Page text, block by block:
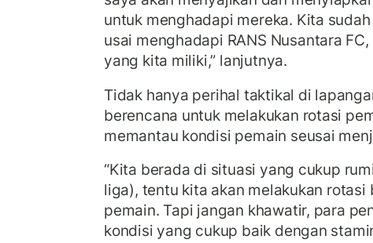
untuk menghadapi mereka. Kita
usai menghadapi RANS Nusantara
yang kita miliki,” lanjutnya.
Tidak hanya perihal taktikal di
berencana untuk melakukan rotasi
memantau kondisi pemain seusai
“Kita berada di situasi yang cukup
liga), tentu kita akan melakukan rotasi
pemain. Tapi jangan khawatir, para
kondisi yang cukup baik dengan